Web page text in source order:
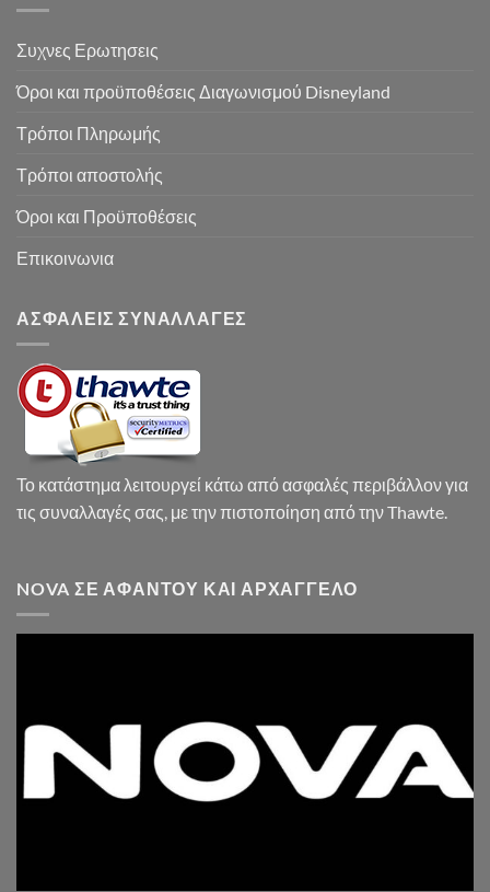
Συχνες Ερωτησεις
Όροι και προϋποθέσεις Διαγωνισμού Disneyland
Τρόποι Πληρωμής
Τρόποι αποστολής
Όροι και Προϋποθέσεις
Επικοινωνια
ΑΣΦΑΛΕΙΣ ΣΥΝΑΛΛΑΓΕΣ
Το κατάστημα λειτουργεί κάτω από ασφαλές περιβάλλον για
τις συναλλαγές σας, με την πιστοποίηση από την Thawte.
NOVA ΣΕ ΑΦΆΝΤΟΥ ΚΑΙ ΑΡΧΆΓΓΕΛΟ